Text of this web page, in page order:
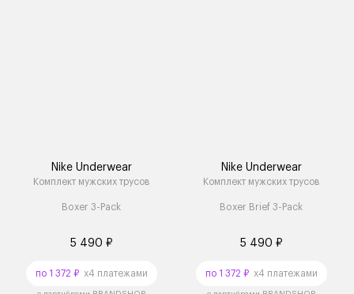
Nike Underwear
Комплект мужских трусов
Boxer 3-Pack
5 490 ₽
по 1 372 ₽x4 платежами
Nike Underwear
Комплект мужских трусов
Boxer Brief 3-Pack
5 490 ₽
по 1 372 ₽x4 платежами